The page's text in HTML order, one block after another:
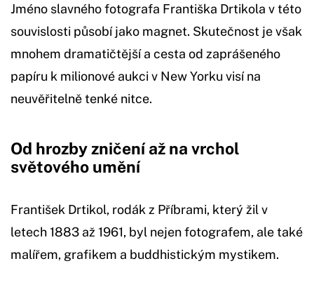
Jméno slavného fotografa Františka Drtikola v této
souvislosti působí jako magnet. Skutečnost je však
mnohem dramatičtější a cesta od zaprášeného
papíru k milionové aukci v New Yorku visí na
neuvěřitelně tenké nitce.
Od hrozby zničení až na vrchol
světového umění
František Drtikol, rodák z Příbrami, který žil v
letech 1883 až 1961, byl nejen fotografem, ale také
malířem, grafikem a buddhistickým mystikem.